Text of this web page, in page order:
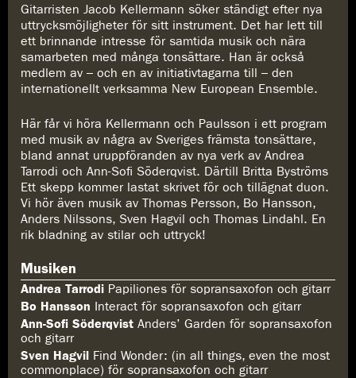
Gitarristen Jacob Kellermann söker ständigt efter nya
uttrycksmöjligheter för sitt instrument. Det har lett till
ett brinnande intresse för samtida musik och nära
samarbeten med många tonsättare. Han är också
medlem av – och en av initiativtagarna till – den
internationellt verksamma New European Ensemble.
Här får vi höra Kellermann och Paulsson i ett program
med musik av några av Sveriges främsta tonsättare,
bland annat uruppföranden av nya verk av Andrea
Tarrodi och Ann-Sofi Söderqvist. Därtill Britta Byströms
Ett skepp kommer lastat skrivet för och tillägnat duon.
Vi hör även musik av Thomas Persson, Bo Hansson,
Anders Nilssons, Sven Hagvil och Thomas Lindahl. En
rik bladning av stilar och uttryck!
Musiken
Andrea Tarrodi Papiliones för sopransaxofon och gitarr
Bo Hansson Interact för sopransaxofon och gitarr
Ann-Sofi Söderqvist Anders’ Garden för sopransaxofon
och gitarr
Sven Hagvil Find Wonder: (in all things, even the most
commonplace) för sopransaxofon och gitarr